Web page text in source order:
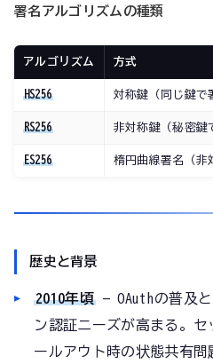
署名アルゴリズムの種類
アルゴリズム 方式
HS256 対称鍵（同じ鍵で
RS256 非対称鍵（秘密鍵
ES256 楕円曲線署名（非
歴史と背景
2010年頃— OAuthの普及と
ン認証ニーズが高まる。
ールアウト時の状態共有問